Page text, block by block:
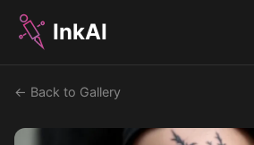
InkAI
← Back to Gallery